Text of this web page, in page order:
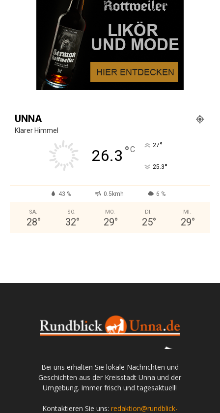
UNNA
Klarer Himmel
26.3 °C 27°
25.3°
43 % 0.5kmh 6 %
SA.
28°
SO.
32°
MO.
29°
DI.
25°
MI.
29°
Bei uns erhalten Sie lokale Nachrichten und
Geschichten aus der Kreisstadt Unna und der
Umgebung. Immer frisch und tagesaktuell!
Kontaktieren Sie uns: redaktion@rundblick-